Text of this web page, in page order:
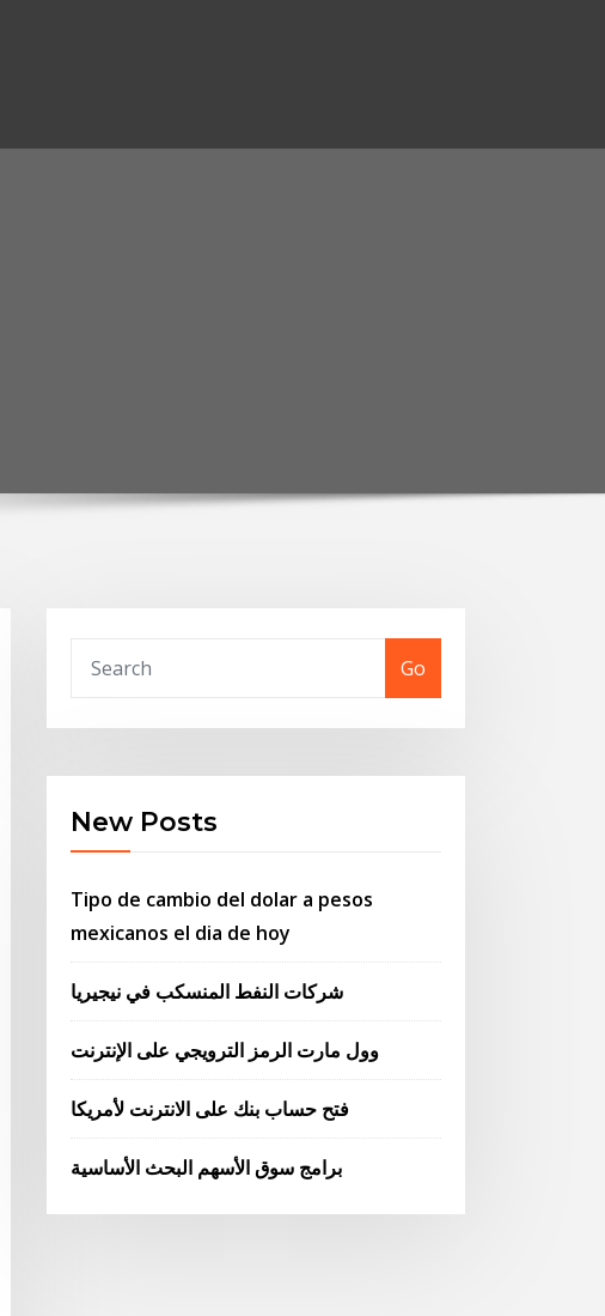
Go
New Posts
Tipo de cambio del dolar a pesos
mexicanos el dia de hoy
شركات النفط المنسكب في نيجيريا
وول مارت الرمز الترويجي على الإنترنت
فتح حساب بنك على الانترنت لأمريكا
برامج سوق الأسهم البحث الأساسية